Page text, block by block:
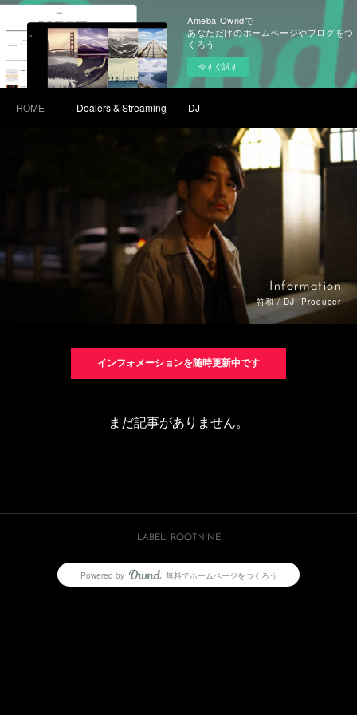
Ameba Owndで
あなただけのホームページやブログをつ
くろう
今すぐ試す
HOME Dealers & Streaming DJ
Information
符和 / DJ, Producer
インフォメーションを随時更新中です
まだ記事がありません。
LABEL: ROOTNINE
Powered by AmebaOwnd
無料でホームページをつくろう